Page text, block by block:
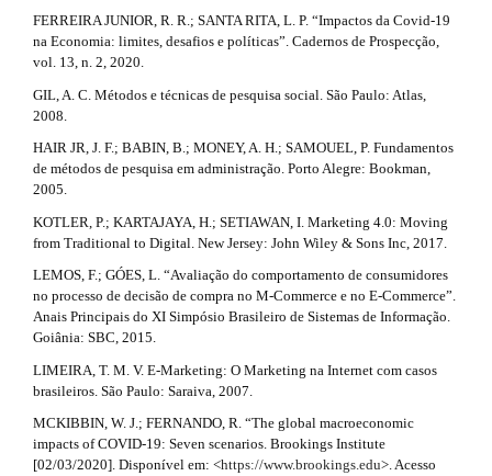
FERREIRA JUNIOR, R. R.; SANTA RITA, L. P. “Impactos da Covid-19
na Economia: limites, desafios e políticas”. Cadernos de Prospecção,
vol. 13, n. 2, 2020.
GIL, A. C. Métodos e técnicas de pesquisa social. São Paulo: Atlas,
2008.
HAIR JR, J. F.; BABIN, B.; MONEY, A. H.; SAMOUEL, P. Fundamentos
de métodos de pesquisa em administração. Porto Alegre: Bookman,
2005.
KOTLER, P.; KARTAJAYA, H.; SETIAWAN, I. Marketing 4.0: Moving
from Traditional to Digital. New Jersey: John Wiley & Sons Inc, 2017.
LEMOS, F.; GÓES, L. “Avaliação do comportamento de consumidores
no processo de decisão de compra no M-Commerce e no E-Commerce”.
Anais Principais do XI Simpósio Brasileiro de Sistemas de Informação.
Goiânia: SBC, 2015.
LIMEIRA, T. M. V. E-Marketing: O Marketing na Internet com casos
brasileiros. São Paulo: Saraiva, 2007.
MCKIBBIN, W. J.; FERNANDO, R. “The global macroeconomic
impacts of COVID-19: Seven scenarios. Brookings Institute
[02/03/2020]. Disponível em: <https://www.brookings.edu>. Acesso